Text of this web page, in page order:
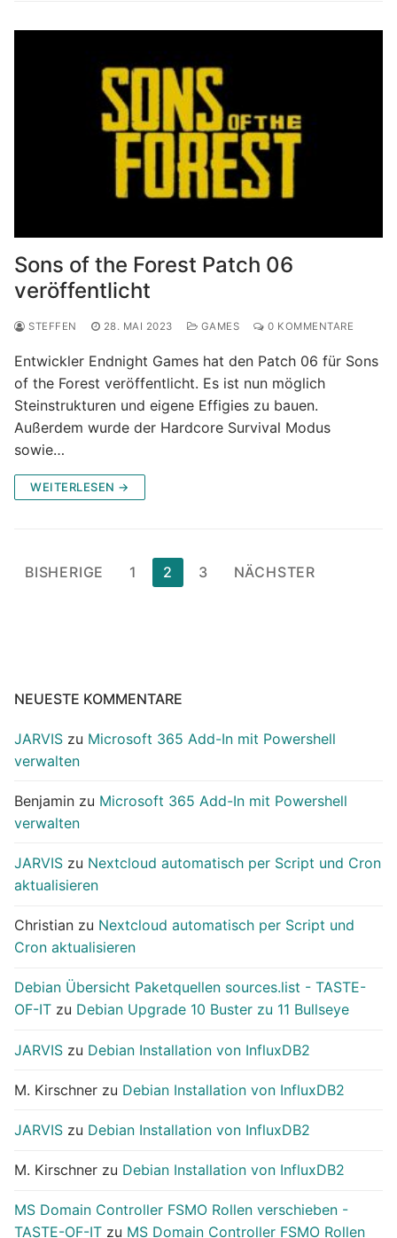
Sons of the Forest Patch 06
veröffentlicht
STEFFEN 28. MAI 2023 GAMES 0 KOMMENTARE
Entwickler Endnight Games hat den Patch 06 für Sons
of the Forest veröffentlicht. Es ist nun möglich
Steinstrukturen und eigene Effigies zu bauen.
Außerdem wurde der Hardcore Survival Modus
sowie…
WEITERLESEN →
Seitennummerierung
BISHERIGE 1 2 3 NÄCHSTER
NEUESTE KOMMENTARE
JARVIS zu Microsoft 365 Add-In mit Powershell
verwalten
Benjamin zu Microsoft 365 Add-In mit Powershell
verwalten
JARVIS zu Nextcloud automatisch per Script und Cron
aktualisieren
Christian zu Nextcloud automatisch per Script und
Cron aktualisieren
Debian Übersicht Paketquellen sources.list - TASTE-
OF-IT zu Debian Upgrade 10 Buster zu 11 Bullseye
JARVIS zu Debian Installation von InfluxDB2
M. Kirschner zu Debian Installation von InfluxDB2
JARVIS zu Debian Installation von InfluxDB2
M. Kirschner zu Debian Installation von InfluxDB2
MS Domain Controller FSMO Rollen verschieben -
TASTE-OF-IT zu MS Domain Controller FSMO Rollen